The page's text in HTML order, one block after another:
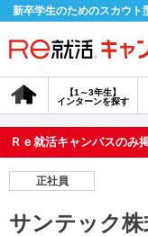
新卒学生のためのスカウト
【1～3年生】
インターンを探す
会員登
探す
Ｒｅ就活キャンパスのみ
正社員
サンテック株